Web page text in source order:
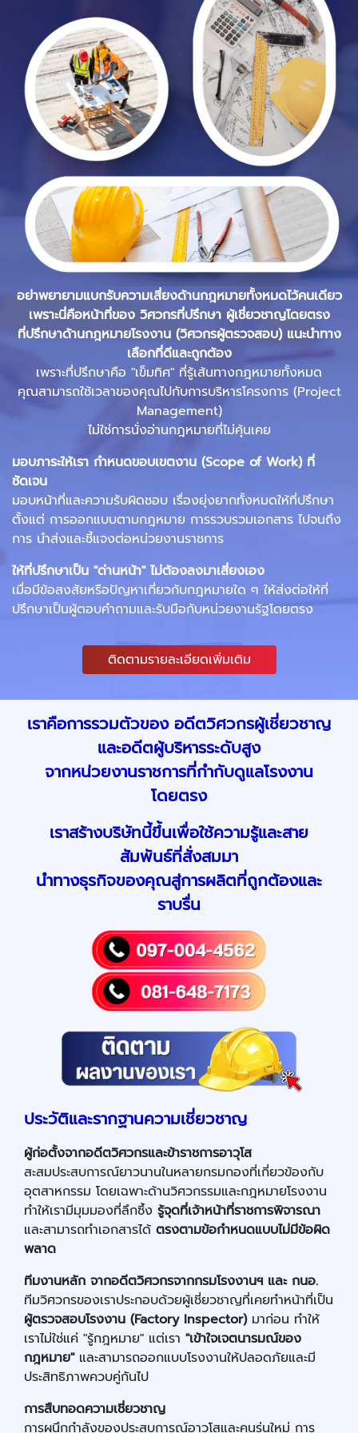
อย่าพยายามแบกรับความเสี่ยงด้านกฎหมายทั้งหมดไว้คนเดียว
เพราะนี่คือหน้าที่ของ วิศวกรที่ปรึกษา ผู้เชี่ยวชาญโดยตรง
ที่ปรึกษาด้านกฎหมายโรงงาน (วิศวกรผู้ตรวจสอบ) แนะนำทาง
เลือกที่ดีและถูกต้อง
เพราะที่ปรึกษาคือ "เข็มทิศ" ที่รู้เส้นทางกฎหมายทั้งหมด
คุณสามารถใช้เวลาของคุณไปกับการบริหารโครงการ (Project
Management)
ไม่ใช่การนั่งอ่านกฎหมายที่ไม่คุ้นเคย
มอบภาระให้เรา กำหนดขอบเขตงาน (Scope of Work) ที่
ชัดเจน
มอบหน้าที่และความรับผิดชอบ เรื่องยุ่งยากทั้งหมดให้ที่ปรึกษา
ตั้งแต่ การออกแบบตามกฎหมาย การรวบรวมเอกสาร ไปจนถึง
การ นำส่งและชี้แจงต่อหน่วยงานราชการ
ให้ที่ปรึกษาเป็น "ด่านหน้า" ไม่ต้องลงมาเสี่ยงเอง
เมื่อมีข้อสงสัยหรือปัญหาเกี่ยวกับกฎหมายใด ๆ ให้ส่งต่อให้ที่
ปรึกษาเป็นผู้ตอบคำถามและรับมือกับหน่วยงานรัฐโดยตรง
ติดตามรายละเอียดเพิ่มเติม
เราคือการรวมตัวของ อดีตวิศวกรผู้เชี่ยวชาญ
และอดีตผู้บริหารระดับสูง
จากหน่วยงานราชการที่กำกับดูแลโรงงาน
โดยตรง
เราสร้างบริษัทนี้ขึ้นเพื่อใช้ความรู้และสาย
สัมพันธ์ที่สั่งสมมา
นำทางธุรกิจของคุณสู่การผลิตที่ถูกต้องและ
ราบรื่น
ประวัติและรากฐานความเชี่ยวชาญ
ผู้ก่อตั้งจากอดีตวิศวกรและข้าราชการอาวุโส
สะสมประสบการณ์ยาวนานในหลายกรมกองที่เกี่ยวข้องกับ
อุตสาหกรรม โดยเฉพาะด้านวิศวกรรมและกฎหมายโรงงาน
ทำให้เรามีมุมมองที่ลึกซึ้ง รู้จุดที่เจ้าหน้าที่ราชการพิจารณา
และสามารถทำเอกสารได้ ตรงตามข้อกำหนดแบบไม่มีข้อผิด
พลาด
ทีมงานหลัก จากอดีตวิศวกรจากกรมโรงงานฯ และ กนอ.
ทีมวิศวกรของเราประกอบด้วยผู้เชี่ยวชาญที่เคยทำหน้าที่เป็น
ผู้ตรวจสอบโรงงาน (Factory Inspector)มาก่อน ทำให้
เราไม่ใช่แค่ "รู้กฎหมาย" แต่เรา "เข้าใจเจตนารมณ์ของ
กฎหมาย"และสามารถออกแบบโรงงานให้ปลอดภัยและมี
ประสิทธิภาพควบคู่กันไป
การสืบทอดความเชี่ยวชาญ
การผนึกกำลังของประสบการณ์อาวุโสและคนรุ่นใหม่ การ